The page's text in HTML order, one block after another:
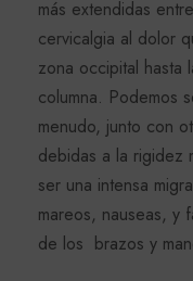
más extendidas
cervicalgia al dolor
zona occipital hasta
columna. Podemos
menudo, junto con
debidas a la rigidez
ser una intensa
mareos, nauseas, y
de los brazos y